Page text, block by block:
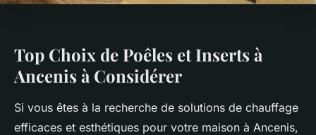
Top Choix de Poêles et Inserts à
Ancenis à Considérer
Si vous êtes à la recherche de solutions de chauffage
efficaces et esthétiques pour votre maison à Ancenis,